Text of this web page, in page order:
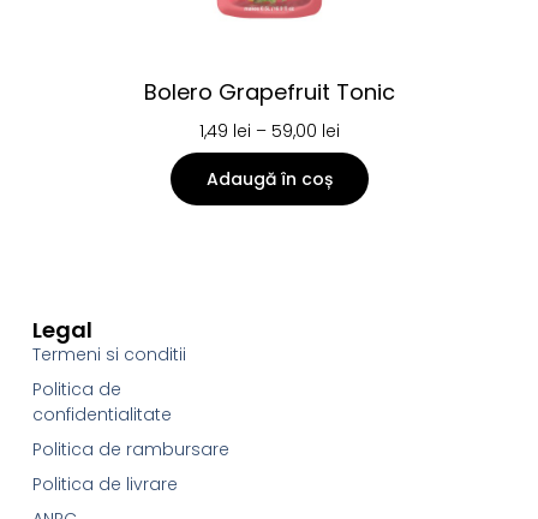
Bolero Grapefruit Tonic
1,49 lei – 59,00 lei
Adaugă în coș
Legal
Termeni si conditii
Politica de
confidentialitate
Politica de rambursare
Politica de livrare